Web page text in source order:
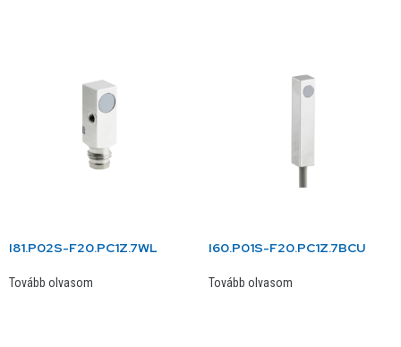
I81.P02S-F20.PC1Z.7WL
Tovább olvasom
I60.P01S-F20.PC1Z.7BCU
Tovább olvasom